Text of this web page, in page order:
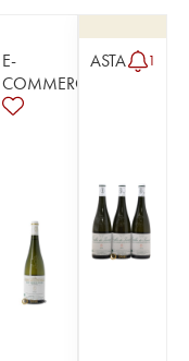
E-
COMMERCE
ASTA 1